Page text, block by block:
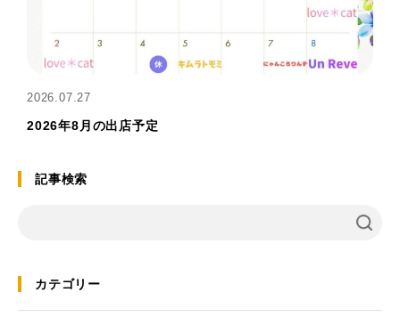
2026.07.27
2026年8月の出店予定
記事検索
カテゴリー